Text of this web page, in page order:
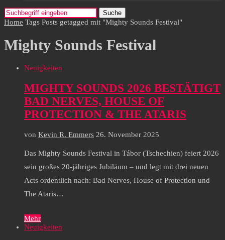
Suche
Home Tags Posts getagged mit "Mighty Sounds Festival"
Mighty Sounds Festival
Neuigkeiten
MIGHTY SOUNDS 2026 BESTÄTIGT
BAD NERVES, HOUSE OF
PROTECTION & THE ATARIS
von Kevin R. Emmers 26. November 2025
Das Mighty Sounds Festival in Tábor (Tschechien) feiert 2026
sein großes 20-jähriges Jubiläum – und legt mit drei neuen
Acts ordentlich nach: Bad Nerves, House of Protection und
The Ataris…
Mehr
Neuigkeiten